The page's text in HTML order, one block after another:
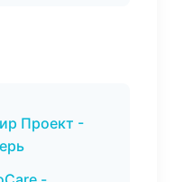
Проект -